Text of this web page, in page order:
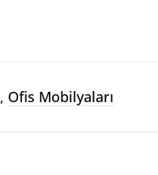
, Ofis Mobilyaları